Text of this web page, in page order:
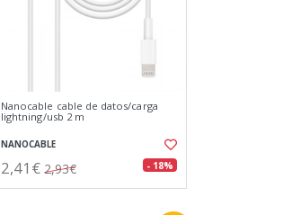
Nanocable cable de datos/carga
lightning/usb 2 m
NANOCABLE
2,41€ 2,93€ - 18%